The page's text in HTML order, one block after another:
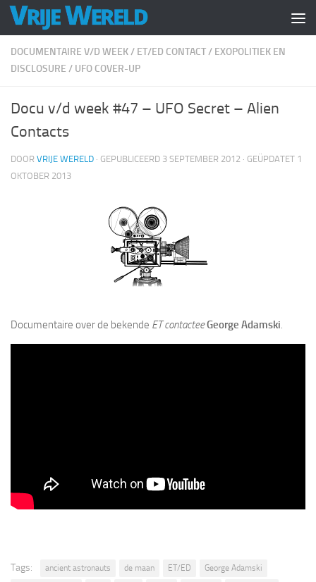
Doorgaan naar inhoud
DOCUMENTAIRE V/D WEEK/ ET/ED CONTACT/ EXOPOLITIEK EN
DISCLOSURE / UFO COVER-UP
Docu v/d week #47 – UFO Secret – Alien
Contacts
DOOR VRIJE WERELD · GEPUBLICEERD 3 SEPTEMBER 2012 · GEÜPDATET 1
OKTOBER 2013
Documentaire over de bekende ET contacteeGeorge Adamski.
Tags: ancient astronauts de maan ET/ED
George Adamski